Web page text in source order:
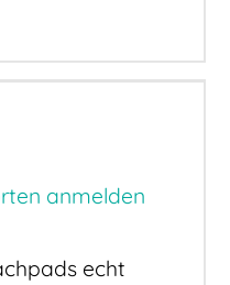
anmelden
echt